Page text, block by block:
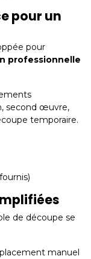
pour un
pour
professionnelle
second œuvre,
temporaire.
de découpe se
manuel